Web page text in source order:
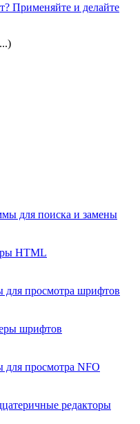
Применяйте и делайте
для поиска и замены
HTML
для просмотра шрифтов
шрифтов
просмотра NFO
редакторы